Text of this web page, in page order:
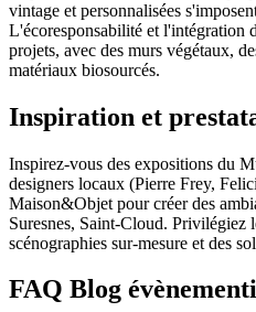
vintage et personnalisées
L'écoresponsabilité et l'intégration
projets, avec des murs végétaux,
matériaux biosourcés.
Inspiration et
Inspirez-vous des expositions du
designers locaux (Pierre Frey,
Maison&Objet pour créer des
Suresnes, Saint-Cloud. Privilégiez
scénographies sur-mesure et des
FAQ Blog